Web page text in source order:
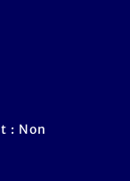
: Non